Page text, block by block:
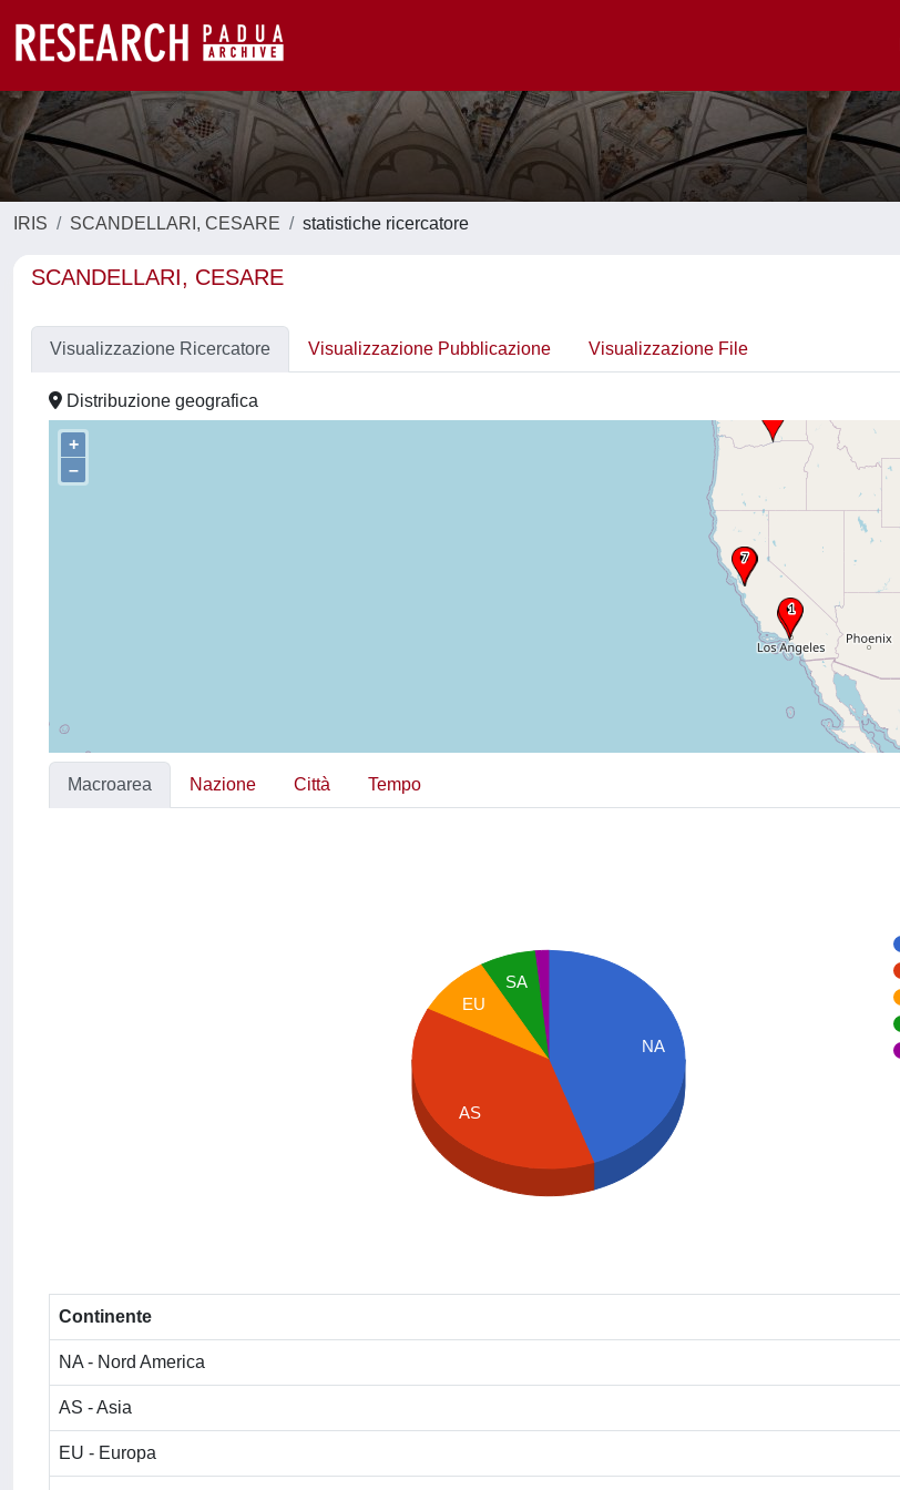
IRIS SCANDELLARI, CESARE statistiche ricercatore
SCANDELLARI, CESARE
Visualizzazione Ricercatore Visualizzazione Pubblicazione Visualizzazione File
Distribuzione geografica
+
–
Macroarea Nazione Città Tempo
NA
SA
EU
AS
Continente
NA - Nord America
AS - Asia
EU - Europa